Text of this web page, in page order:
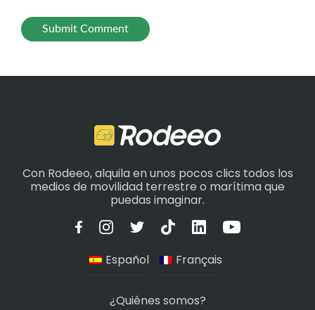
Con Rodeeo, alquila en unos pocos clics todos los
medios de movilidad terrestre o marítima que
puedas imaginar.
Español Français
¿Quiénes somos?